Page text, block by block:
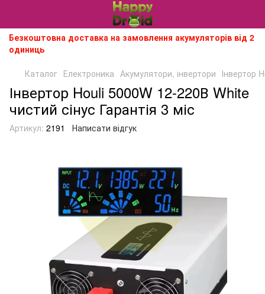
Безкоштовна доставка на замовлення акумуляторів від 2
одиниць
Каталог Електроника Акумулятори, інвертори Інвертор
Інвертор Houli 5000W 12-220В White
чистий сінус Гарантія 3 міс
Артикул: 2191 Написати відгук